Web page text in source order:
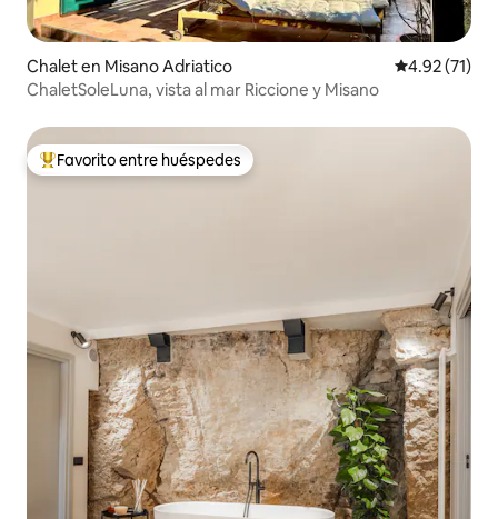
Chalet en Misano Adriatico Calificación
4.92 (71)
ChaletSoleLuna, vista al mar Riccione y Misano
De los mejores en Favorito entre huéspedes
Favorito entre huéspedes